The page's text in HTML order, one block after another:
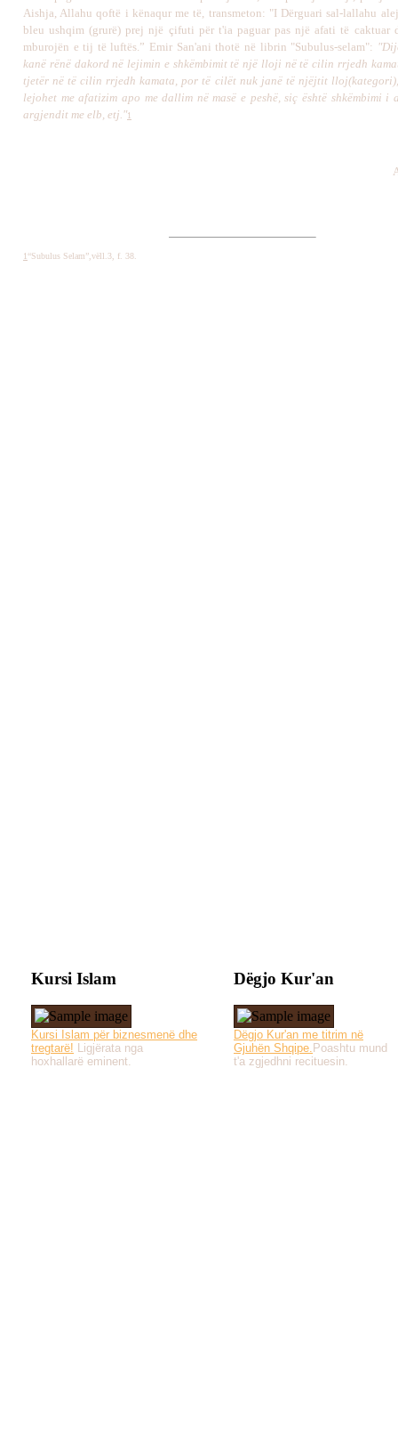
Aishja, Allahu qoftë i kënaqur me të, transmeton: "I Dërguari sal-lallahu
bleu ushqim (grurë) prej një çifuti për t'ia paguar pas një afati të caktuar
mburojën e tij të luftës.” Emir San'ani thotë në librin "Subulus-selam":
kanë rënë dakord në lejimin e shkëmbimit të një lloji në të cilin rrjedh
tjetër në të cilin rrjedh kamata, por të cilët nuk janë të njëjtit
lejohet me afatizim apo me dallim në masë e peshë, siç është shkëmbimi i
argjendit me elb, etj."1
1“Subulus Selam”,vëll.3, f. 38.
Kursi Islam
Kursi Islam për biznesmenë dhe
tregtarë! Ligjërata nga
hoxhallarë eminent.
Dëgjo Kur'an
Dëgjo Kur'an me titrim në
Gjuhën Shqipe. Poashtu mund
t'a zgjedhni recituesin.